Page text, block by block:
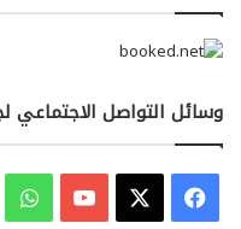
وسائل التواصل الاجتماعي
فيسبوك ‫YouTube